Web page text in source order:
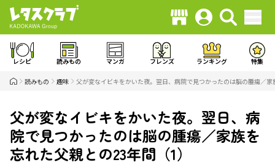
レシピ 読みもの マンガ フレンズ ランキング 特集
読みもの 趣味 父が変なイビキをかいた夜。翌日、病院で見つかったのは脳の腫瘍／
父が変なイビキをかいた夜。翌日、病
院で見つかったのは脳の腫瘍／家族を
忘れた父親との23年間（1）